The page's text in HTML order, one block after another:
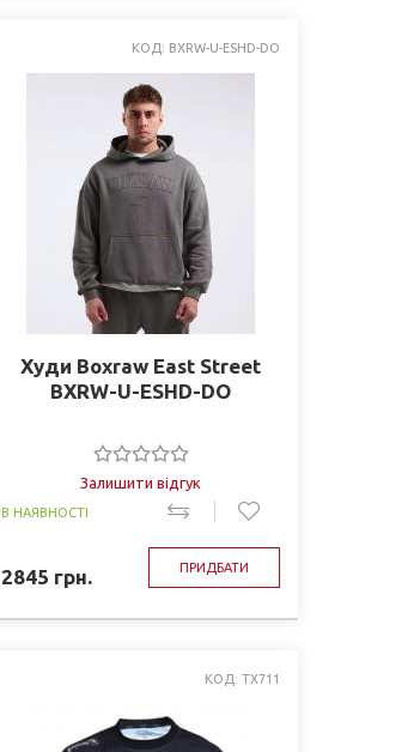
КОД: BXRW-U-ESHD-DO
Худи Boxraw East Street
BXRW-U-ESHD-DO
Залишити відгук
В НАЯВНОСТІ
2845 грн. ПРИДБАТИ
КОД: TX711